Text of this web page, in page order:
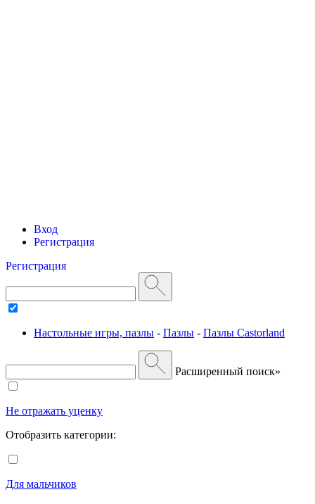
Вход
Регистрация
Регистрация
Настольные игры, пазлы - Пазлы - Пазлы Castorland
Расширенный поиск»
Не отражать уценку
Отобразить категории:
Для мальчиков